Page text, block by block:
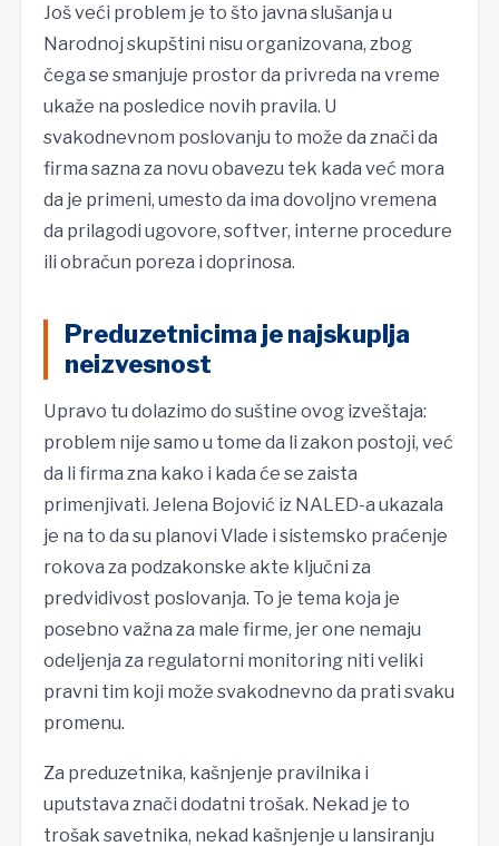
Još veći problem je to što javna slušanja u
Narodnoj skupštini nisu organizovana, zbog
čega se smanjuje prostor da privreda na vreme
ukaže na posledice novih pravila. U
svakodnevnom poslovanju to može da znači da
firma sazna za novu obavezu tek kada već mora
da je primeni, umesto da ima dovoljno vremena
da prilagodi ugovore, softver, interne procedure
ili obračun poreza i doprinosa.
Preduzetnicima je najskuplja
neizvesnost
Upravo tu dolazimo do suštine ovog izveštaja:
problem nije samo u tome da li zakon postoji, već
da li firma zna kako i kada će se zaista
primenjivati. Jelena Bojović iz NALED-a ukazala
je na to da su planovi Vlade i sistemsko praćenje
rokova za podzakonske akte ključni za
predvidivost poslovanja. To je tema koja je
posebno važna za male firme, jer one nemaju
odeljenja za regulatorni monitoring niti veliki
pravni tim koji može svakodnevno da prati svaku
promenu.
Za preduzetnika, kašnjenje pravilnika i
uputstava znači dodatni trošak. Nekad je to
trošak savetnika, nekad kašnjenje u lansiranju